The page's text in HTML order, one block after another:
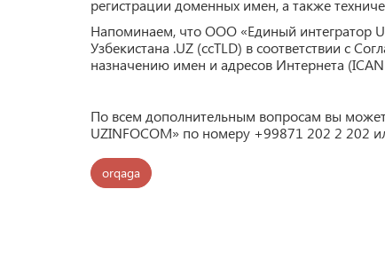
регистрации доменных имен, а также
Напоминаем, что ООО «Единый интегратор
Узбекистана .UZ (ccTLD) в соответствии с
назначению имен и адресов Интернета
По всем дополнительным вопросам вы
UZINFOCOM» по номеру +99871 202 2 202
orqaga